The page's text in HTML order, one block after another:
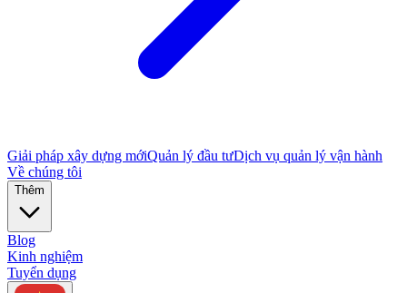
Giải pháp xây dựng mớiQuản lý đầu tưDịch vụ quản lý vận hành
Về chúng tôi
Thêm
Blog
Kinh nghiệm
Tuyển dụng